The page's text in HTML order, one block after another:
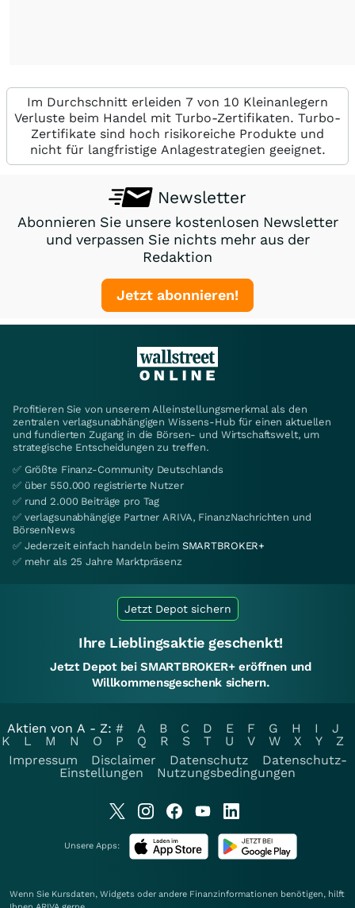
Im Durchschnitt erleiden 7 von 10 Kleinanlegern
Verluste beim Handel mit Turbo-Zertifikaten. Turbo-
Zertifikate sind hoch risikoreiche Produkte und
nicht für langfristige Anlagestrategien geeignet.
Newsletter
Abonnieren Sie unsere kostenlosen Newsletter
und verpassen Sie nichts mehr aus der
Redaktion
Jetzt abonnieren!
Profitieren Sie von unserem Alleinstellungsmerkmal als den
zentralen verlagsunabhängigen Wissens-Hub für einen aktuellen
und fundierten Zugang in die Börsen- und Wirtschaftswelt, um
strategische Entscheidungen zu treffen.
✅ Größte Finanz-Community Deutschlands
✅ über 550.000 registrierte Nutzer
✅ rund 2.000 Beiträge pro Tag
✅ verlagsunabhängige Partner ARIVA, FinanzNachrichten und
BörsenNews
✅ Jederzeit einfach handeln beim SMARTBROKER+
✅ mehr als 25 Jahre Marktpräsenz
Jetzt Depot sichern
Ihre Lieblingsaktie geschenkt!
Jetzt Depot bei SMARTBROKER+ eröffnen und
Willkommensgeschenk sichern.
Aktien von A - Z: # A B C D E F G H I
J
K
L M N O P Q R S T U V W X Y
Z
Impressum
Disclaimer Datenschutz
Datenschutz-
Einstellungen
Nutzungsbedingungen
Unsere Apps:
Wenn Sie Kursdaten, Widgets oder andere Finanzinformationen benötigen, hilft